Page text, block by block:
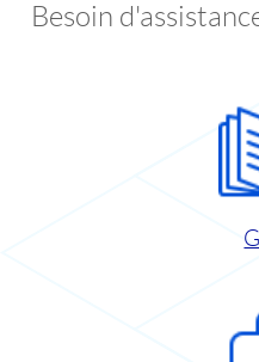
Besoin